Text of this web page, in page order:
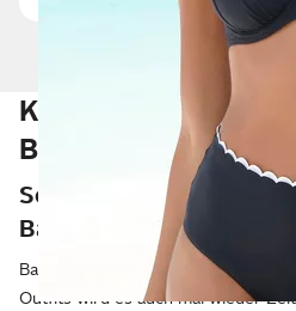
Kaufberatung
Bademode
Schönes für
Badesaison
Bald steht der nächste Urlaub an
Outfits wird es auch mal wieder